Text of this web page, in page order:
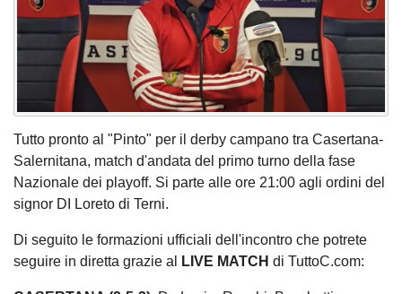
Tutto pronto al "Pinto" per il derby campano tra Casertana-
Salernitana, match d'andata del primo turno della fase
Nazionale dei playoff. Si parte alle ore 21:00 agli ordini del
signor DI Loreto di Terni.
Di seguito le formazioni ufficiali dell'incontro che potrete
seguire in diretta grazie al
LIVE MATCH di TuttoC.com: